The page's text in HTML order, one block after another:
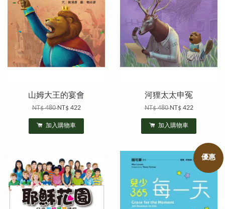
山姆大王的宴會
NT$ 480NT$ 422
加入購物車
河狸太太申冤
NT$ 480NT$ 422
加入購物車
優惠